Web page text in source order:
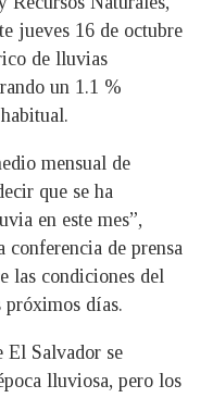
jueves 16 de octubre
de lluvias
un 1.1 %
mensual de
que se ha
en este mes”,
conferencia de prensa
las condiciones del
próximos días.
Salvador se
lluviosa, pero los